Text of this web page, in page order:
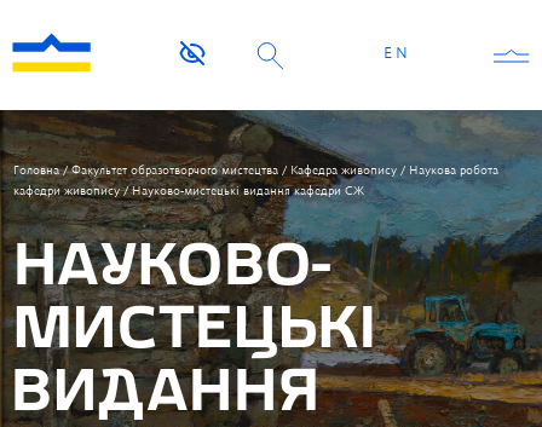
EN
Головна/Факультет образотворчого мистецтва / Кафедра живопису / Наукова робота
кафедри живопису/Науково-мистецькі видання кафедри СЖ
НАУКОВО-
МИСТЕЦЬКІ
ВИДАННЯ